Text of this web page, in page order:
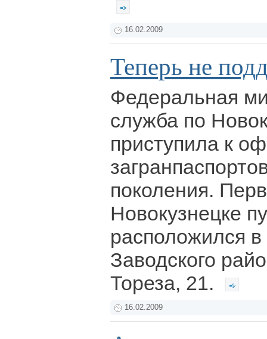
16.02.2009
Теперь не
Федеральная
служба по
приступила к
поколения.
Новокузнецке
расположился
Заводского
Тореза, 21.
16.02.2009